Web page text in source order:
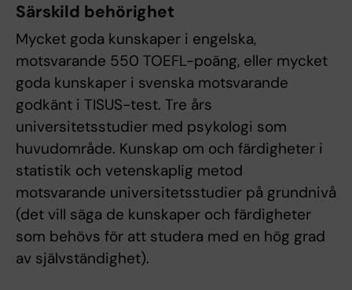
Särskild behörighet
Mycket goda kunskaper i engelska,
motsvarande 550 TOEFL-poäng, eller mycket
goda kunskaper i svenska motsvarande
godkänt i TISUS-test. Tre års
universitetsstudier med psykologi som
huvudområde. Kunskap om och färdigheter i
statistik och vetenskaplig metod
motsvarande universitetsstudier på grundnivå
(det vill säga de kunskaper och färdigheter
som behövs för att studera med en hög grad
av självständighet).